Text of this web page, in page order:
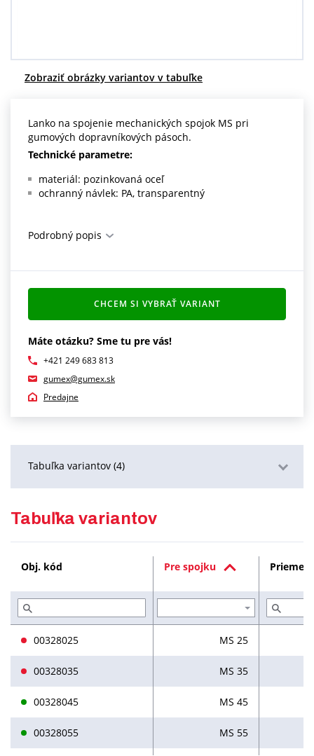
O nás a kariéra
Zobraziť obrázky variantov v tabuľke
Lanko na spojenie mechanických spojok MS pri
gumových dopravníkových pásoch.
Technické parametre:
materiál: pozinkovaná oceľ
ochranný návlek: PA, transparentný
Podrobný popis
Máte otázku? Sme tu pre vás!
+421 249 683 813
gumex@gumex.sk
Predajne
CHCEM SI VYBRAŤ VARIANT
Tabuľka variantov (4)
Tabuľka variantov
Obj. kód Pre spojku Priemer
00328025 MS 25
00328035 MS 35
00328045 MS 45
00328055 MS 55